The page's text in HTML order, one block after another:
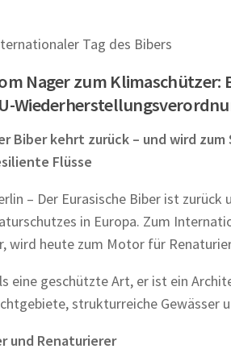
Tag des Bibers
Nager zum Klimaschützer:
Biber kehrt zurück – und wird
Flüsse
– Der Eurasische Biber ist
in Europa. Zum
heute zum Motor für
eine geschützte Art, er ist ein
strukturreiche Gewässer
und Renaturierer